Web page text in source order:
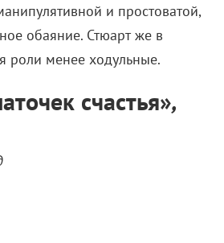
и простоватой,
обаяние. Стюарт же в
роли менее ходульные.
счастья»,